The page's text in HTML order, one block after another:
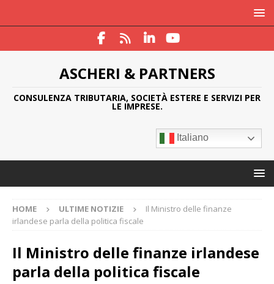
ASCHERI & PARTNERS
CONSULENZA TRIBUTARIA, SOCIETÀ ESTERE E SERVIZI PER
LE IMPRESE.
Italiano
HOME ULTIME NOTIZIE
Il Ministro delle finanze
irlandese parla della politica fiscale
Il Ministro delle finanze irlandese
parla della politica fiscale